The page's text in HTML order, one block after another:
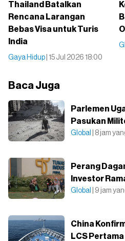
Thailand Batalkan
Rencana Larangan
Bebas Visa untuk Turis
India
Gaya Hidup | 15 Jul 2026 18:00
Baca Juga
Parlemen
Pasukan
Global | 8 jam
Perang
Investor
Global | 9 jam
China
LCS Pertama